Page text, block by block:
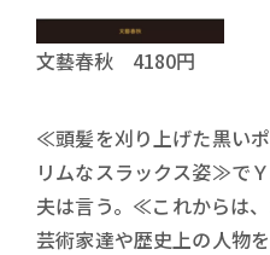
文藝春秋 4180円
≪頭髪を刈り上げた黒い
リムなスラックス姿≫で
夫は言う。≪これからは
芸術家達や歴史上の人物